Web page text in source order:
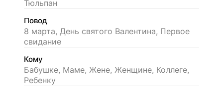
Тюльпан
Повод
8 марта, День святого Валентина, Первое
свидание
Кому
Бабушке, Маме, Жене, Женщине, Коллеге,
Ребенку